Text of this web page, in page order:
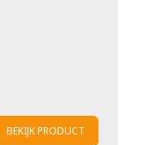
BEKIJK PRODUCT